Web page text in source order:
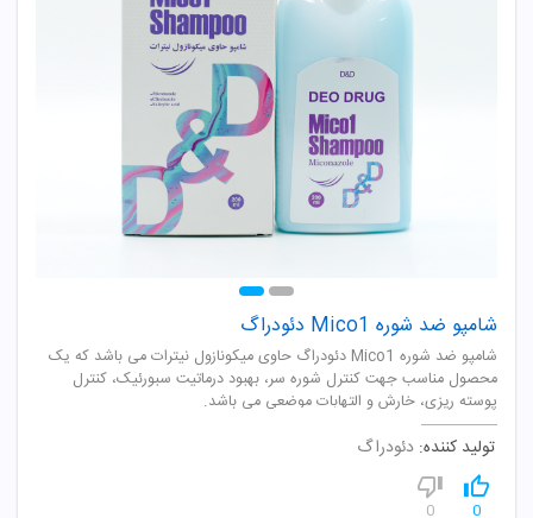
شامپو ضد شوره Mico1 دئودراگ
شامپو ضد شوره Mico1 دئودراگ حاوی میکونازول نیترات می باشد که یک
محصول مناسب جهت کنترل شوره سر، بهبود درماتیت سبورئیک، کنترل
پوسته ریزی، خارش و التهابات موضعی می باشد.
تولید کننده: دئودراگ
0
0